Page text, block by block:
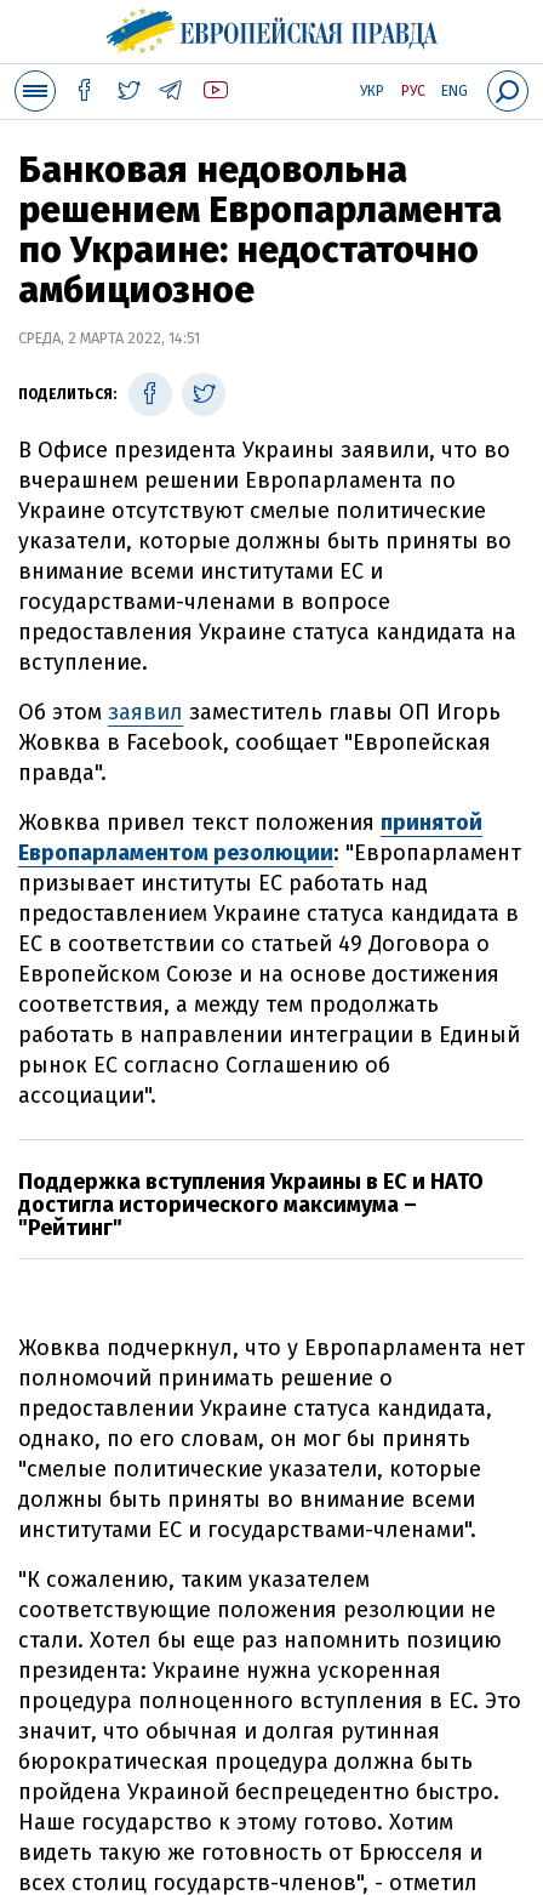
УКР РУС ENG
Банковая недовольна
решением Европарламента
по Украине: недостаточно
амбициозное
СРЕДА, 2 МАРТА 2022, 14:51
ПОДЕЛИТЬСЯ:
В Офисе президента Украины заявили, что во
вчерашнем решении Европарламента по
Украине отсутствуют смелые политические
указатели, которые должны быть приняты во
внимание всеми институтами ЕС и
государствами-членами в вопросе
предоставления Украине статуса кандидата на
вступление.
Об этом заявил заместитель главы ОП Игорь
Жовква в Facebook, сообщает "Европейская
правда".
Жовква привел текст положения принятой
Европарламентом резолюции: "Европарламент
призывает институты ЕС работать над
предоставлением Украине статуса кандидата в
ЕС в соответствии со статьей 49 Договора о
Европейском Союзе и на основе достижения
соответствия, а между тем продолжать
работать в направлении интеграции в Единый
рынок ЕС согласно Соглашению об
ассоциации".
Поддержка вступления Украины в ЕС и НАТО
достигла исторического максимума –
"Рейтинг"
Жовква подчеркнул, что у Европарламента нет
полномочий принимать решение о
предоставлении Украине статуса кандидата,
однако, по его словам, он мог бы принять
"смелые политические указатели, которые
должны быть приняты во внимание всеми
институтами ЕС и государствами-членами".
"К сожалению, таким указателем
соответствующие положения резолюции не
стали. Хотел бы еще раз напомнить позицию
президента: Украине нужна ускоренная
процедура полноценного вступления в ЕС. Это
значит, что обычная и долгая рутинная
бюрократическая процедура должна быть
пройдена Украиной беспрецедентно быстро.
Наше государство к этому готово. Хотим
видеть такую ​​же готовность от Брюсселя и
всех столиц государств-членов", - отметил